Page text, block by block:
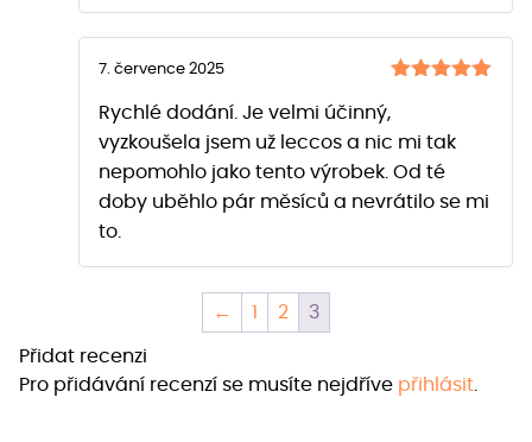
5
7. července 2025
Rychlé dodání. Je velmi účinný,
vyzkoušela jsem už leccos a nic mi tak
nepomohlo jako tento výrobek. Od té
doby uběhlo pár měsíců a nevrátilo se mi
to.
← 1 2 3
Přidat recenzi
Pro přidávání recenzí se musíte nejdříve přihlásit